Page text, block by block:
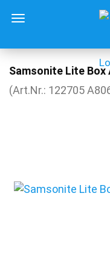
Samsonite Lite Box
(Art.Nr.: 122705